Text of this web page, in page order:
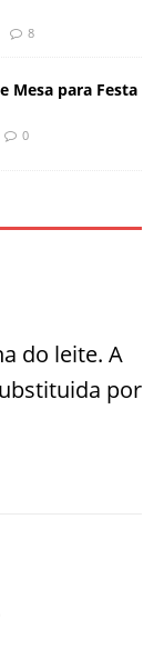
8
Mesa para Festa
0
do leite. A
por